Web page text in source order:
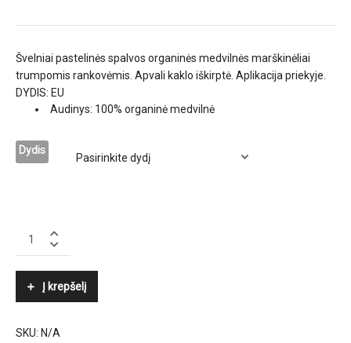
Švelniai pastelinės spalvos organinės medvilnės marškinėliai
trumpomis rankovėmis. Apvali kaklo iškirptė. Aplikacija priekyje.
DYDIS: EU
Audinys: 100% organinė medvilnė
Dydis
SAMSØE
Į krepšelį
SKU: N/A